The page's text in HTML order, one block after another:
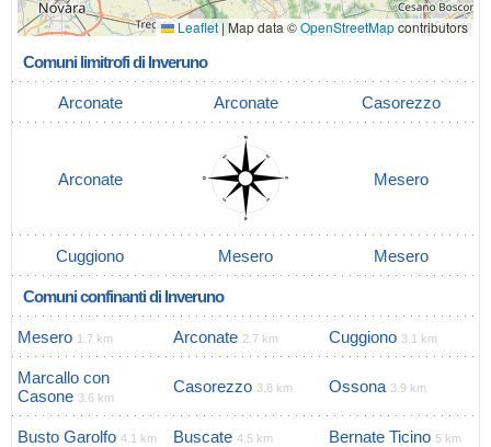
Leaflet | Map data ©OpenStreetMapcontributors
Comuni limitrofi di Inveruno
Arconate Arconate Casorezzo
Arconate Mesero
Cuggiono Mesero Mesero
Comuni confinanti di Inveruno
Mesero 1.7 km Arconate 2.7 km Cuggiono 3.1 km
Marcallo con
Casone 3.6 km
Casorezzo 3.8 km Ossona 3.9 km
Busto Garolfo 4.1 km Buscate 4.5 km Bernate Ticino 5 km